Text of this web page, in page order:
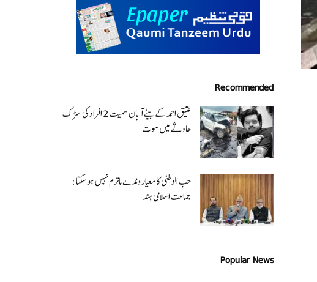
Recommended
عتیق احمد کے بیٹے آبان سمیت 2 افراد کی سڑک
حادثے میں موت
حب الوطنی کا معیار وندے ماترم نہیں ہو سکتا :
جماعت اسلامی ہند
Popular News